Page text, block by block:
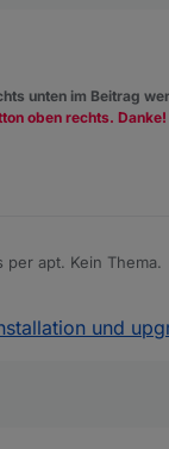
unten im Beitrag
oben rechts. Danke!
per apt. Kein Thema.
und